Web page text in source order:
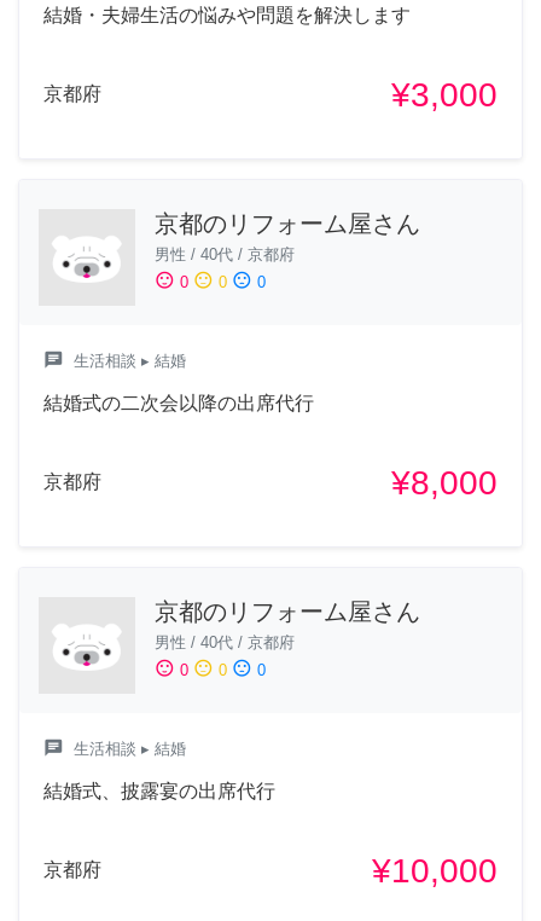
結婚・夫婦生活の悩みや問題を解決します
京都府 ¥3,000
京都のリフォーム屋さん
男性 / 40代 / 京都府
sentiment_satisfied 0 sentiment_neutral 0 sentiment_dissatisfied 0
chat 生活相談 ▸ 結婚
結婚式の二次会以降の出席代行
京都府 ¥8,000
京都のリフォーム屋さん
男性 / 40代 / 京都府
sentiment_satisfied 0 sentiment_neutral 0 sentiment_dissatisfied 0
chat 生活相談 ▸ 結婚
結婚式、披露宴の出席代行
京都府 ¥10,000